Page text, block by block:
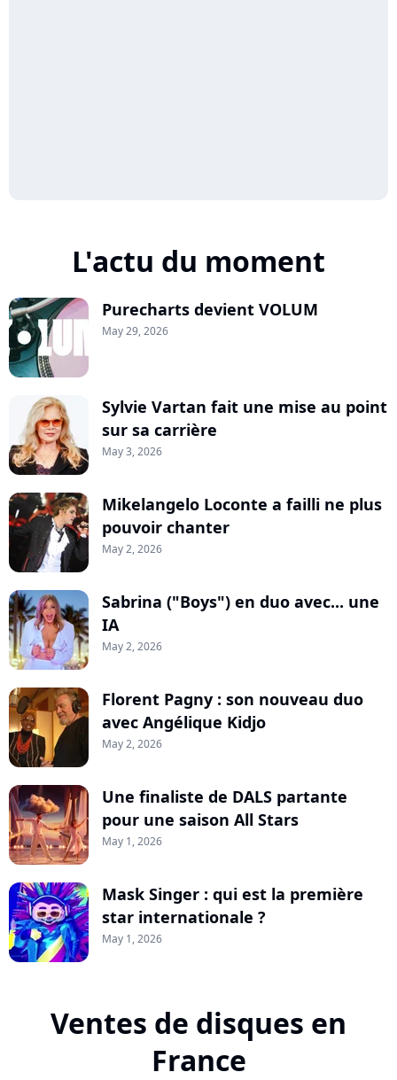
L'actu du moment
Purecharts devient VOLUM
May 29, 2026
Sylvie Vartan fait une mise au point
sur sa carrière
May 3, 2026
Mikelangelo Loconte a failli ne plus
pouvoir chanter
May 2, 2026
Sabrina ("Boys") en duo avec... une
IA
May 2, 2026
Florent Pagny : son nouveau duo
avec Angélique Kidjo
May 2, 2026
Une finaliste de DALS partante
pour une saison All Stars
May 1, 2026
Mask Singer : qui est la première
star internationale ?
May 1, 2026
Ventes de disques en
France